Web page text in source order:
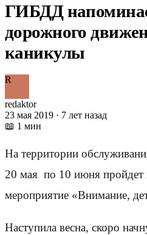
ГИБДД
дорожного
каникулы
R
redaktor
23 мая 2019 · 7 лет назад
📖 1 мин
На территории
20 мая по 10 июня пройдет
мероприятие «Внимание,
Наступила весна, скоро